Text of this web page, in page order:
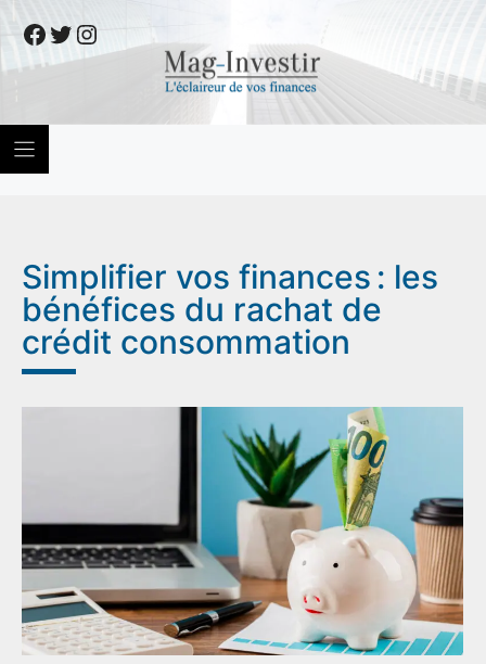
to
content
Facebook
Twitter
Instagram
Simplifier vos finances : les
bénéfices du rachat de
crédit consommation